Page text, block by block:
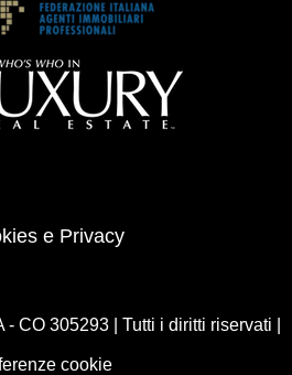
e Privacy
CO 305293 | Tutti i diritti riservati |
cookie